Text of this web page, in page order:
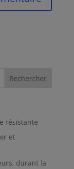
résistante
et
durant la